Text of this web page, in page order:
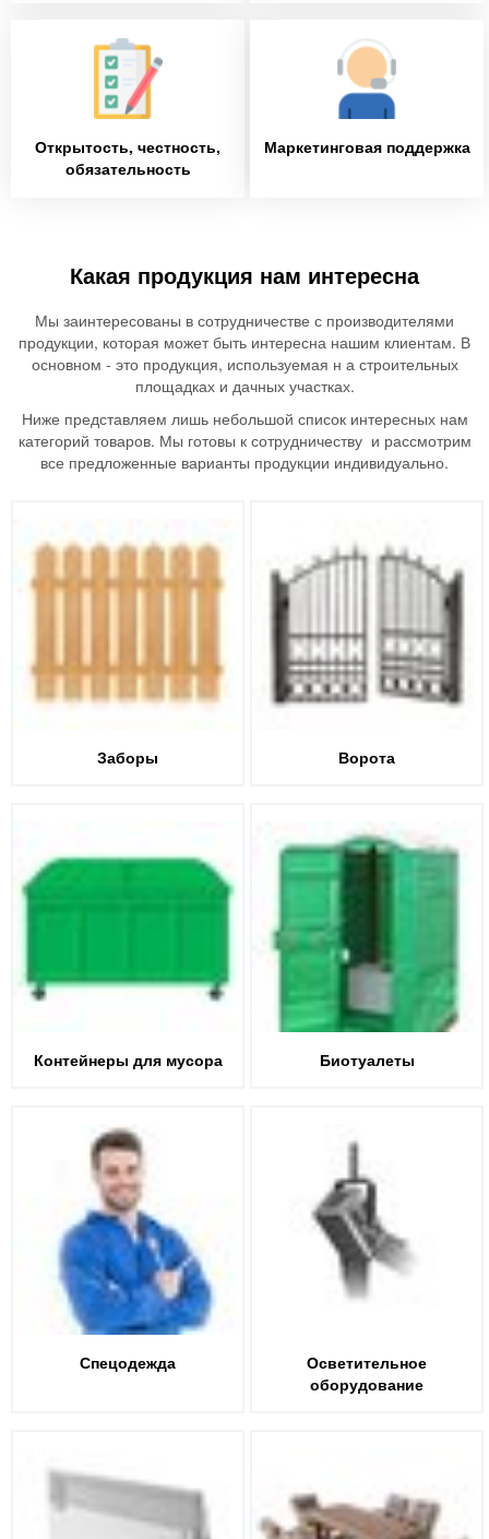
Открытость, честность,
обязательность
Маркетинговая поддержка
Какая продукция нам интересна
Мы заинтересованы в сотрудничестве с производителями
продукции, которая может быть интересна нашим клиентам. В
основном - это продукция, используемая н а строительных
площадках и дачных участках.
Ниже представляем лишь небольшой список интересных нам
категорий товаров. Мы готовы к сотрудничеству и рассмотрим
все предложенные варианты продукции индивидуально.
Заборы Ворота
Контейнеры для мусора Биотуалеты
Спецодежда
Осветительное
оборудование